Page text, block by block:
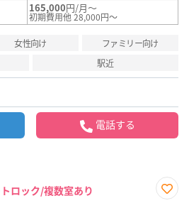
165,000円/月～
初期費用他 28,000円～
女性向け
ファミリー向け
駅近
電話する
ロック/複数室あり